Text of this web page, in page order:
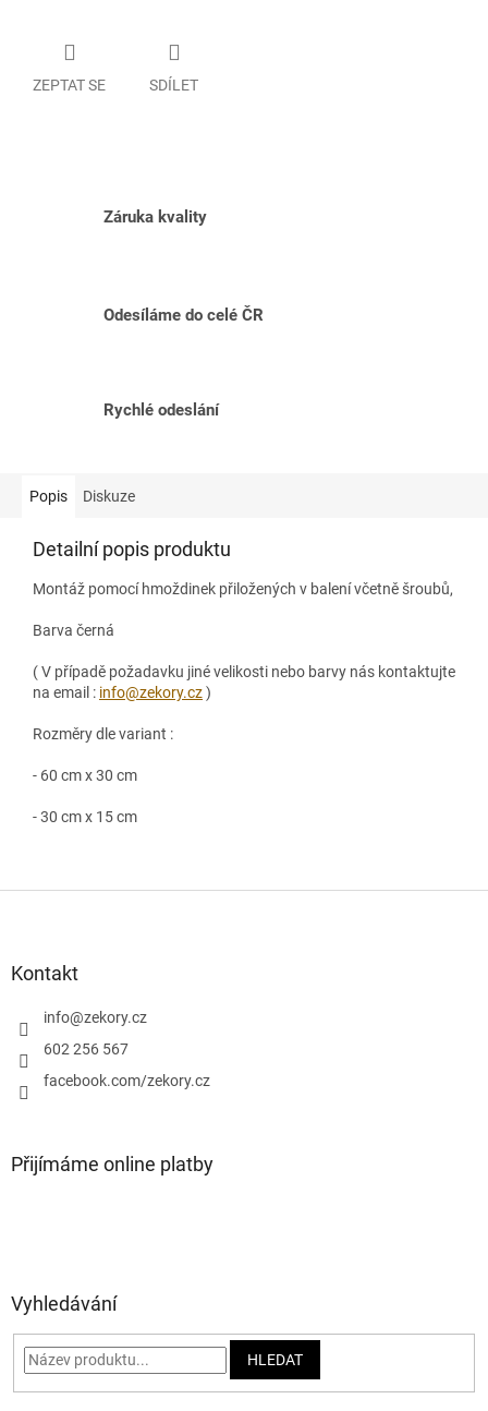
ZEPTAT SE SDÍLET
Záruka kvality
Odesíláme do celé ČR
Rychlé odeslání
Popis Diskuze
Detailní popis produktu
Montáž pomocí hmoždinek přiložených v balení včetně šroubů,
Barva černá
( V případě požadavku jiné velikosti nebo barvy nás kontaktujte
na email : info@zekory.cz)
Rozměry dle variant :
- 60 cm x 30 cm
- 30 cm x 15 cm
Kontakt
info@zekory.cz
602 256 567
facebook.com/zekory.cz
Přijímáme online platby
Vyhledávání
HLEDAT